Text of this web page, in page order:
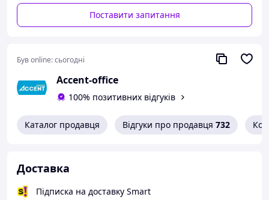
Поставити запитання
Був online:сьогодні
Accent-office
100% позитивних відгуків
Каталог продавця Відгуки про продавця 732
Доставка
Підписка на доставку Smart